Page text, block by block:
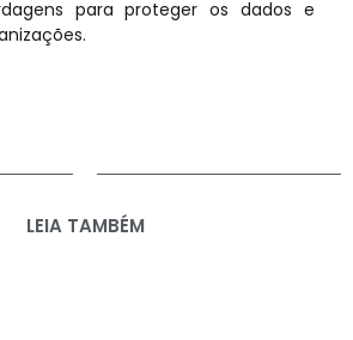
para proteger os dados e
LEIA TAMBÉM